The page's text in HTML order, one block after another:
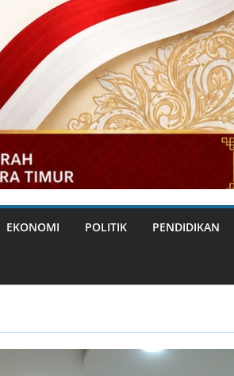
EKONOMI POLITIK PENDIDIKAN